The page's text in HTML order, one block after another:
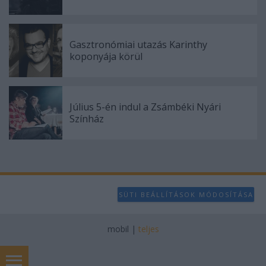
Gasztronómiai utazás Karinthy
koponyája körül
Július 5-én indul a Zsámbéki Nyári
Színház
SÜTI BEÁLLÍTÁSOK MÓDOSÍTÁSA
mobil | teljes